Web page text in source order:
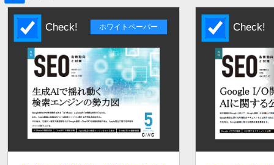
ホワイトペーパー
Check! Check!